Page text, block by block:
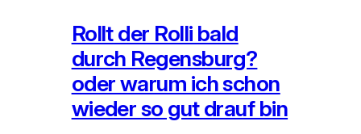
Rollt der Rolli bald
durch Regensburg?
oder warum ich schon
wieder so gut drauf bin